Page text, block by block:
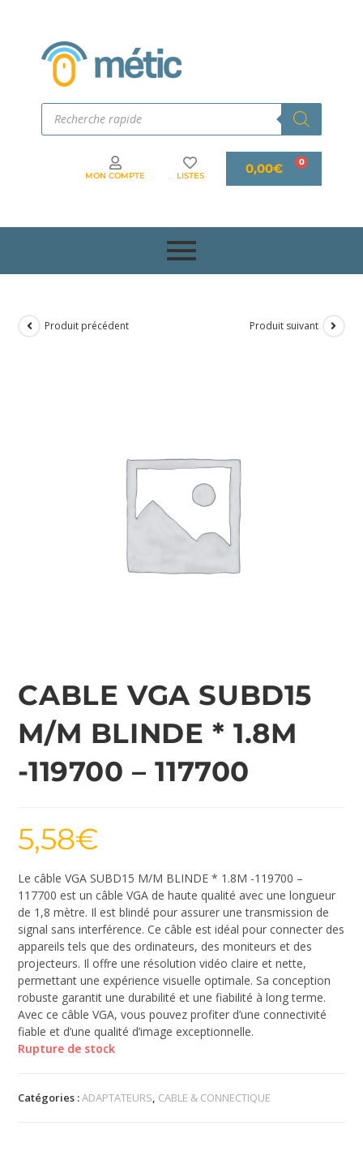
MON COMPTE LISTES 0,00€
Produit précédent Produit suivant
CABLE VGA SUBD15
M/M BLINDE * 1.8M
-119700 – 117700
5,58€
Le câble VGA SUBD15 M/M BLINDE * 1.8M -119700 –
117700 est un câble VGA de haute qualité avec une longueur
de 1,8 mètre. Il est blindé pour assurer une transmission de
signal sans interférence. Ce câble est idéal pour connecter des
appareils tels que des ordinateurs, des moniteurs et des
projecteurs. Il offre une résolution vidéo claire et nette,
permettant une expérience visuelle optimale. Sa conception
robuste garantit une durabilité et une fiabilité à long terme.
Avec ce câble VGA, vous pouvez profiter d’une connectivité
fiable et d’une qualité d’image exceptionnelle.
Rupture de stock
Catégories :ADAPTATEURS, CABLE & CONNECTIQUE